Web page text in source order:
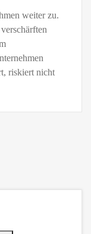
weiter zu.
riskiert nicht